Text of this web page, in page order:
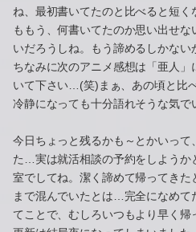
ね、最初書いてたのと比べると短
ももう、何書いてたのか思い出せ
いだろうしね。もう諦めるしかない
ちなみに次のアニメ感想は「亜人
いて下さい…(笑)まぁ、あの頃と比
冷静になっても十分語れそうな気
今日ちょっと残るかも～とかいって
た…実は就活相談の予約をしようか
室でしてね。潔く諦めて帰ってき
まで混んでいたとは…完全になめて
てことで、むしろいつもより早く